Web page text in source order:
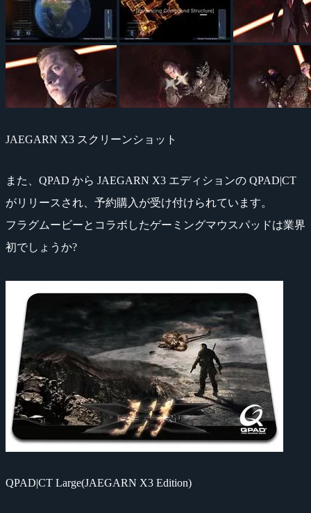
JAEGARN X3 スクリーンショット
また、QPAD から JAEGARN X3 エディションの QPAD|CT
がリリースされ、予約購入が受け付けられています。
フラグムービーとコラボしたゲーミングマウスパッドは業界
初でしょうか?
QPAD|CT Large(JAEGARN X3 Edition)